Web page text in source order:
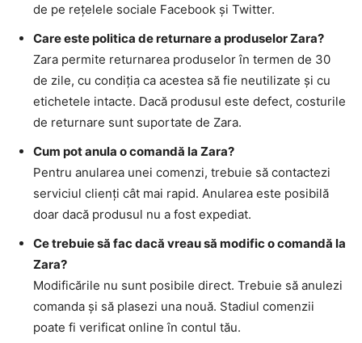
de pe rețelele sociale Facebook și Twitter.
Care este politica de returnare a produselor Zara?
Zara permite returnarea produselor în termen de 30
de zile, cu condiția ca acestea să fie neutilizate și cu
etichetele intacte. Dacă produsul este defect, costurile
de returnare sunt suportate de Zara.
Cum pot anula o comandă la Zara?
Pentru anularea unei comenzi, trebuie să contactezi
serviciul clienți cât mai rapid. Anularea este posibilă
doar dacă produsul nu a fost expediat.
Ce trebuie să fac dacă vreau să modific o comandă la
Zara?
Modificările nu sunt posibile direct. Trebuie să anulezi
comanda și să plasezi una nouă. Stadiul comenzii
poate fi verificat online în contul tău.